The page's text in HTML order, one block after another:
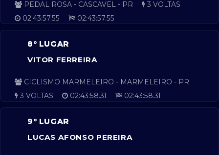
PEDAL ROSA - CASCAVEL - PR
3 VOLTAS
02:43:57.55
02:43:57.55
8º LUGAR
VITOR FERREIRA
CICLISMO MARMELEIRO - MARMELEIRO - PR
3 VOLTAS
02:43:58.31 02:43:58.31
9º LUGAR
LUCAS AFONSO PEREIRA